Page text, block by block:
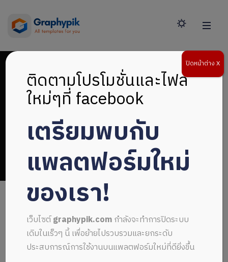
นามบัตรไฟล์ docx
ALL MUSIC FROM นามบัตรไฟล์ docx
ติดตามโปรโมชั่นและไฟล์
ใหม่ๆที่ facebook
เตรียมพบกับ
แพลตฟอร์มใหม่
ของเรา!
เว็บไซต์graphypik.comกำลังจะทำการปิดระบบ
เดิมในเร็วๆ นี้ เพื่อย้ายไปรวบรวมและยกระดับ
ประสบการณ์การใช้งานบนแพลตฟอร์มใหม่ที่ดียิ่งขึ้น
ปิดหน้าต่าง X